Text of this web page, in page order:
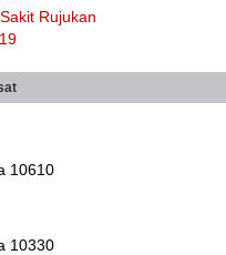
Rujukan
10610
10330